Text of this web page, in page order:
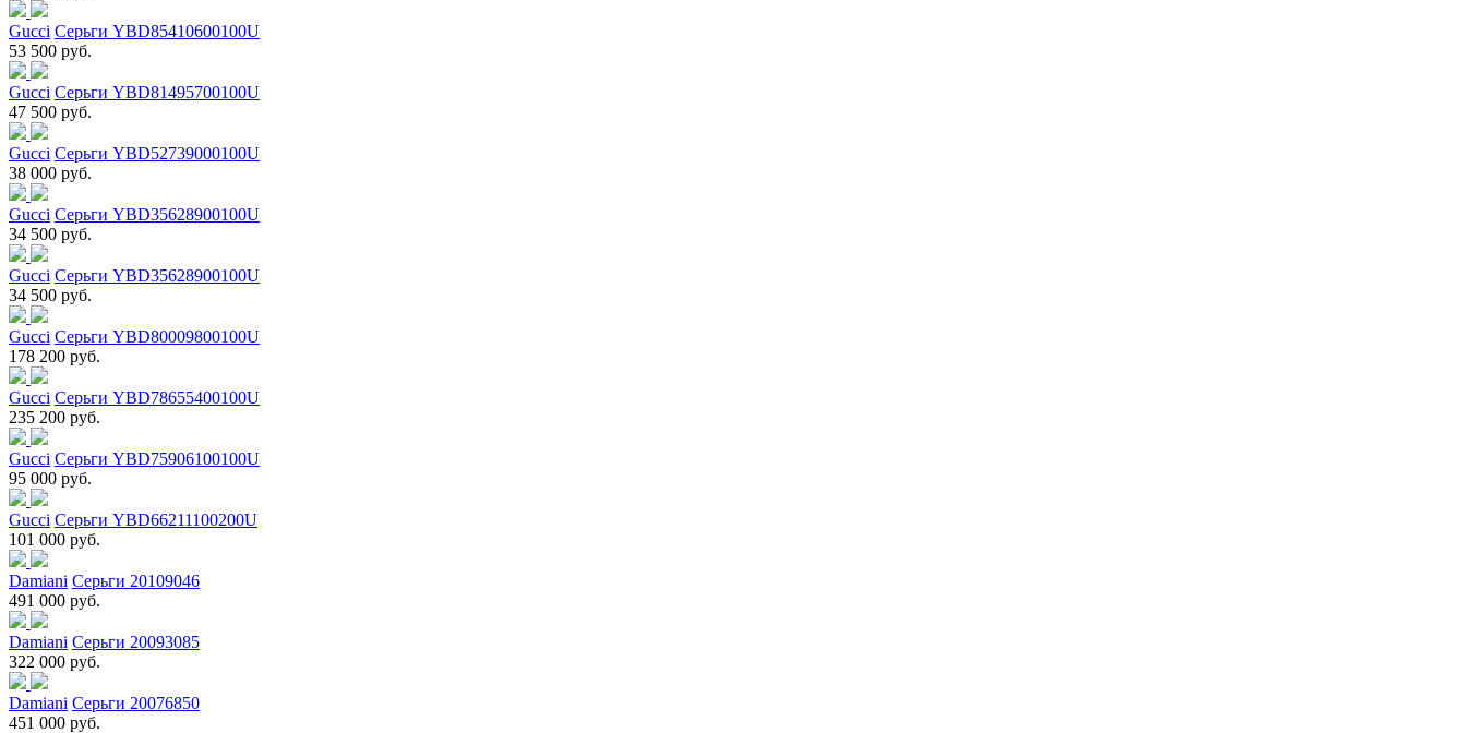
Gucci Серьги YBD85410600100U
53 500 руб.
Gucci Серьги YBD81495700100U
47 500 руб.
Gucci Серьги YBD52739000100U
38 000 руб.
Gucci Серьги YBD35628900100U
34 500 руб.
Gucci Серьги YBD35628900100U
34 500 руб.
Gucci Серьги YBD80009800100U
178 200 руб.
Gucci Серьги YBD78655400100U
235 200 руб.
Gucci Серьги YBD75906100100U
95 000 руб.
Gucci Серьги YBD66211100200U
101 000 руб.
Damiani Серьги 20109046
491 000 руб.
Damiani Серьги 20093085
322 000 руб.
Damiani Серьги 20076850
451 000 руб.